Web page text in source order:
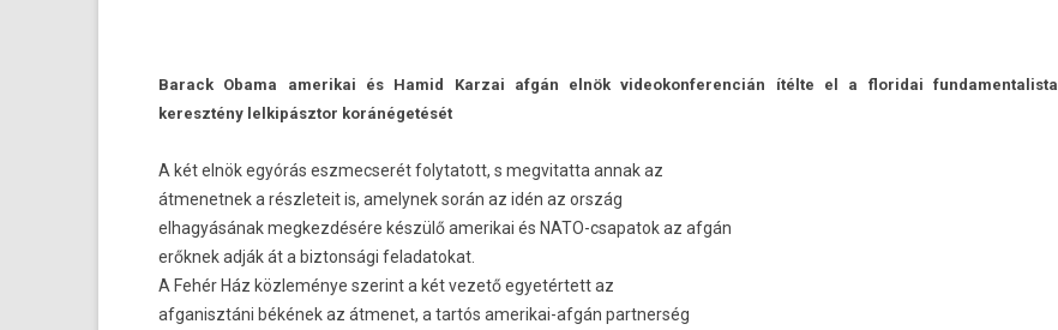
Barack Obama amerikai és Hamid Kar­zai afgán elnök videokon­feren­cián ítélte el a floridai fund­amen­talis­ta
keresztény lel­kipásztor koránégetését
A két elnök egyórás eszmec­serét folytatott, s meg­vitat­ta annak az
átmenet­nek a részleteit is, amelynek során az idén az ország
el­hagyásának meg­kezdésére készülő amerikai és NATO-csapatok az afgán
erőknek adják át a bi­zton­sági feladatokat.
A Fehér Ház közleménye szerint a két vezető egyetértett az
af­ganisztáni békének az átmenet, a tartós amerikai-afgán partner­ség